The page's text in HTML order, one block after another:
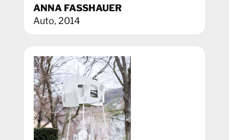
ANNA FASSHAUER
Auto, 2014